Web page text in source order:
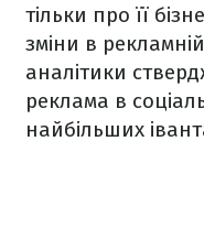
тільки про її
зміни в
аналітики
реклама в
найбільших